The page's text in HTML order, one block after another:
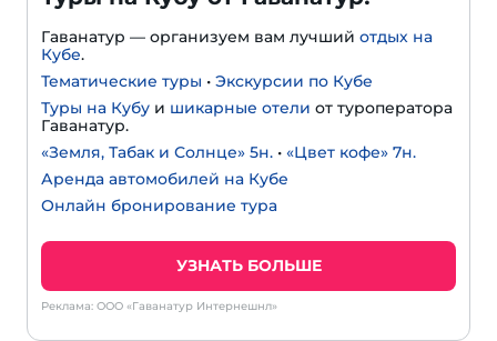
Гаванатур — организуем вам лучший отдых на
Кубе.
Тематические туры • Экскурсии по Кубе
Туры на Кубу и шикарные отели от туроператора
Гаванатур.
«Земля, Табак и Солнце» 5н. • «Цвет кофе» 7н.
Аренда автомобилей на Кубе
Онлайн бронирование тура
УЗНАТЬ БОЛЬШЕ
Реклама: ООО «Гаванатур Интернешнл»